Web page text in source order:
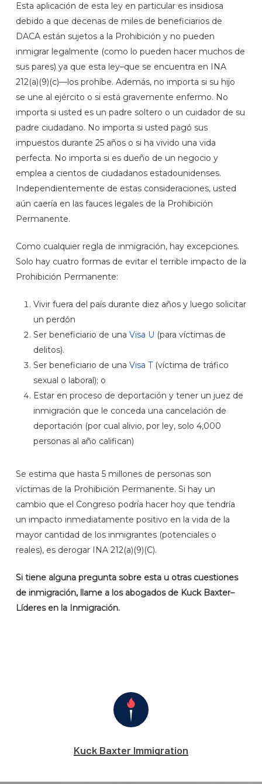
Esta aplicación de esta ley en particular es insidiosa
debido a que decenas de miles de beneficiarios de
DACA están sujetos a la Prohibición y no pueden
inmigrar legalmente (como lo pueden hacer muchos de
sus pares) ya que esta ley–que se encuentra en INA
212(a)(9)(c)—los prohíbe. Además, no importa si su hijo
se une al ejército o si está gravemente enfermo. No
importa si usted es un padre soltero o un cuidador de su
padre ciudadano. No importa si usted pagó sus
impuestos durante 25 años o si ha vivido una vida
perfecta. No importa si es dueño de un negocio y
emplea a cientos de ciudadanos estadounidenses.
Independientemente de estas consideraciones, usted
aún caería en las fauces legales de la Prohibición
Permanente.
Como cualquier regla de inmigración, hay excepciones.
Solo hay cuatro formas de evitar el terrible impacto de la
Prohibición Permanente:
Vivir fuera del país durante diez años y luego solicitar
un perdón
Ser beneficiario de una Visa U (para víctimas de
delitos).
Ser beneficiario de una Visa T(víctima de tráfico
sexual o laboral); o
Estar en proceso de deportación y tener un juez de
inmigración que le conceda una cancelación de
deportación (por cual alivio, por ley, solo 4,000
personas al año califican)
Se estima que hasta 5 millones de personas son
víctimas de la Prohibición Permanente. Si hay un
cambio que el Congreso podría hacer hoy que tendría
un impacto inmediatamente positivo en la vida de la
mayor cantidad de los inmigrantes (potenciales o
reales), es derogar INA 212(a)(9)(C).
Si tiene alguna pregunta sobre esta u otras cuestiones
de inmigración, llame a los abogados de Kuck Baxter–
Líderes en la Inmigración.
Kuck Baxter Immigration